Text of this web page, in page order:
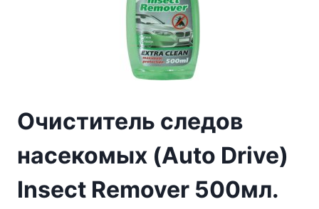
Очиститель следов
насекомых (Auto Drive)
Insect Remover 500мл.